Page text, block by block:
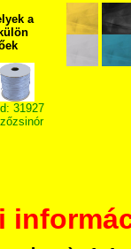
a
31927